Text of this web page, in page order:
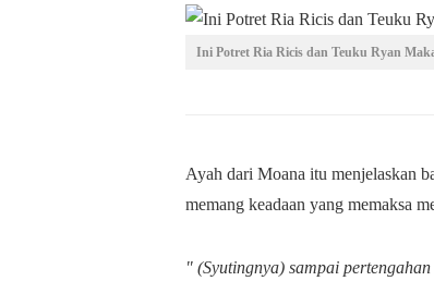
Ini Potret Ria Ricis dan Teuku Ryan
Ayah dari Moana itu menjelaskan
memang keadaan yang memaksa
" (Syutingnya) sampai